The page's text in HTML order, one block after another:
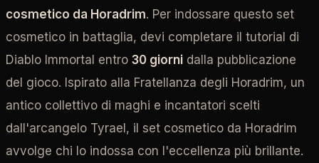
cosmetico da Horadrim. Per indossare questo set
cosmetico in battaglia, devi completare il tutorial di
Diablo Immortal entro 30 giorni dalla pubblicazione
del gioco. Ispirato alla Fratellanza degli Horadrim, un
antico collettivo di maghi e incantatori scelti
dall'arcangelo Tyrael, il set cosmetico da Horadrim
avvolge chi lo indossa con l'eccellenza più brillante.